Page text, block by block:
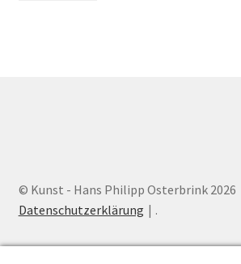
© Kunst - Hans Philipp Osterbrink 2026
Datenschutzerklärung
.